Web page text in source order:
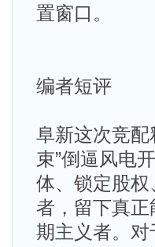
置窗口。
编者短评
阜新这次竞配
束”倒逼风电
体、锁定股
者，留下真
期主义者。